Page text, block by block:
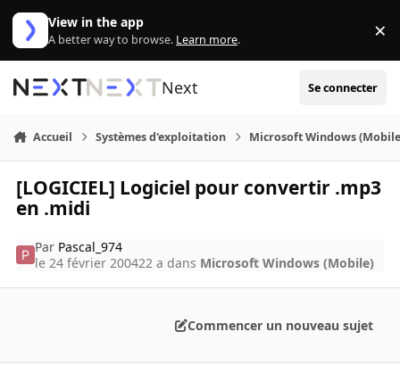
Aller au contenu
View in the app
A better way to browse. Learn more. ×
Next Se connecter
Accueil Systèmes d'exploitation Microsoft Windows
[LOGICIEL] Logiciel pour convertir .mp3
en .midi
Par Pascal_974
le 24 février 200422 a dans Microsoft Windows (Mobile)
Commencer un nouveau sujet